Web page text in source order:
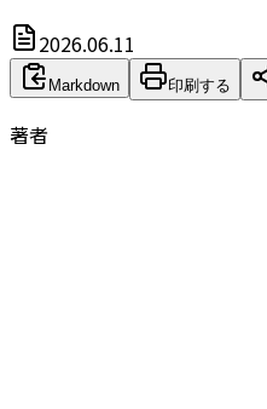
2026.06.11
Markdown 印刷する
著者